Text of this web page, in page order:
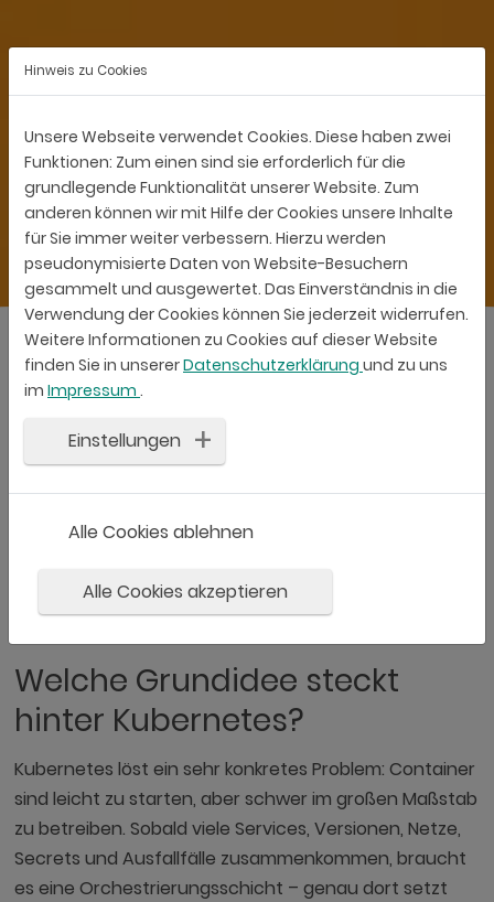
Kubernetes
Kubernetesist eine Open-Source-Plattform zur
Orchestrierung voncontainerisierten Anwendungen
Servicevernetzung, Selbstheilung und den Betrieb
vieler Container über Cluster hinweg.
Welche Grundidee steckt
hinter Kubernetes?
Kubernetes löst ein sehr konkretes Problem: Container
sind leicht zu starten, aber schwer im großen Maßstab
zu betreiben. Sobald viele Services, Versionen, Netze,
Secrets und Ausfallfälle zusammenkommen, braucht
es eine Orchestrierungsschicht – genau dort setzt
Hinweis zu Cookies
Unsere Webseite verwendet Cookies. Diese haben zwei
Funktionen: Zum einen sind sie erforderlich für die
grundlegende Funktionalität unserer Website. Zum
anderen können wir mit Hilfe der Cookies unsere Inhalte
für Sie immer weiter verbessern. Hierzu werden
pseudonymisierte Daten von Website-Besuchern
gesammelt und ausgewertet. Das Einverständnis in die
Verwendung der Cookies können Sie jederzeit widerrufen.
Weitere Informationen zu Cookies auf dieser Website
finden Sie in unsererDatenschutzerklärung und zu uns
im Impressum .
Einstellungen
Alle Cookies ablehnen
Alle Cookies akzeptieren